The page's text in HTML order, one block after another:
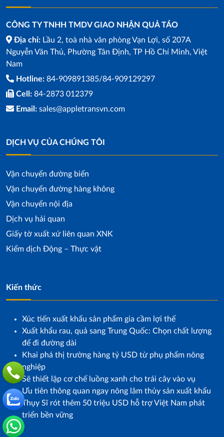
CÔNG TY TNHH TMDV GIAO NHẬN QUẢ TÁO
Địa chỉ: Lầu 2, toà nhà văn phòng Vạn Lợi, số 207A
Nguyễn Văn Thủ, Phường Tân Định, TP Hồ Chí Minh, Việt
Nam
Hotline: 84-909891385/84-909129297
Cell: 84-2873 012379
Email: sales@appletransvn.com
DỊCH VỤ CỦA CHÚNG TÔI
Vận chuyển đường biển
Vận chuyển đường hàng không
Vận chuyển nội địa
Dịch vụ hải quan
Giấy tờ xuất xứ liên quan XNK
Kiểm dịch Động – Thực vật
Kiến thức
Xúc tiến xuất khẩu sản phẩm gia cầm lợi thế
Xuất khẩu rau, quả sang Trung Quốc: Chọn chất lượng
để đi đường dài
Khai phá thị trường hàng tỷ USD từ phụ phẩm nông
nghiệp
Sẽ thiết lập cơ chế luồng xanh cho trái cây vào vụ
Ưu tiên thông quan ngay nông lâm thủy sản xuất khẩu
Thụy Sĩ rót thêm 50 triệu USD hỗ trợ Việt Nam phát
triển bền vững